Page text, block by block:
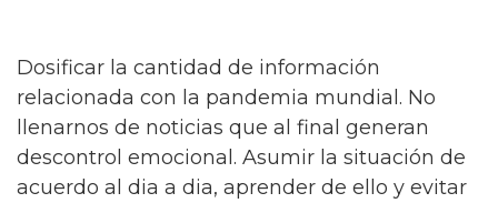
Dosificar la cantidad de información
relacionada con la pandemia mundial. No
llenarnos de noticias que al final generan
descontrol emocional. Asumir la situación de
acuerdo al dia a dia, aprender de ello y evitar